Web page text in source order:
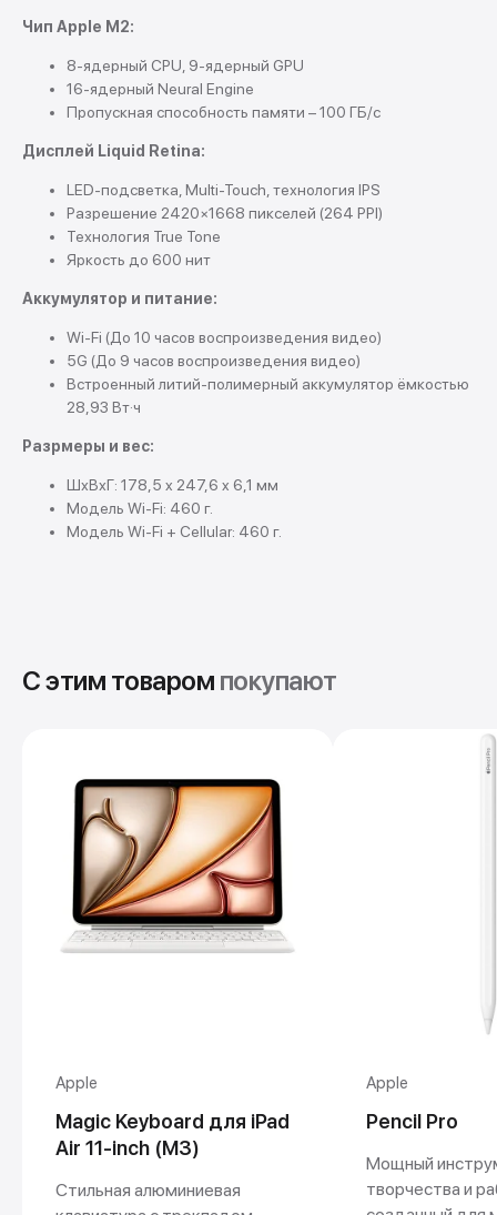
Чип Apple M2:
8-ядерный CPU, 9-ядерный GPU
16-ядерный Neural Engine
Пропускная способность памяти – 100 ГБ/с
Дисплей Liquid Retina:
LED-подсветка, Multi-Touch, технология IPS
Разрешение 2420×1668 пикселей (264 PPI)
Технология True Tone
Яркость до 600 нит
Аккумулятор и питание:
Wi-Fi (До 10 часов воспроизведения видео)
5G (До 9 часов воспроизведения видео)
Встроенный литий-полимерный аккумулятор ёмкостью
28,93 Вт·ч
Разрмеры и вес:
ШхВхГ: 178,5 x 247,6 x 6,1 мм
Модель Wi-Fi: 460 г.
Модель Wi-Fi + Cellular: 460 г.
С этим товаром покупают
Apple
Magic Keyboard для iPad
Air 11-inch (M3)
Стильная алюминиевая
Apple
Pencil Pro
Мощный
творчества и
Подробнее
Покупай выгодно!